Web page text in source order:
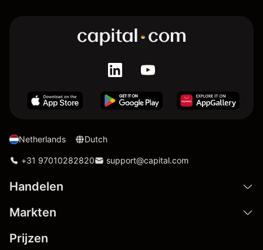
Netherlands Dutch
+31 97010282820 support@capital.com
Handelen
Markten
Prijzen